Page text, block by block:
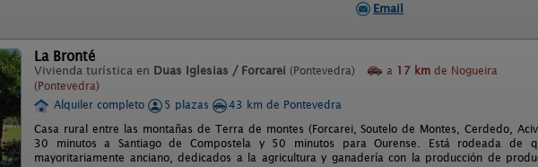
Email
La Bronté
Vivienda turística en Duas Iglesias / Forcarei (Pontevedra) a 17 km de Nogueira
(Pontevedra)
Alquiler completo 5 plazas
43 km de Pontevedra
Casa rural entre las montañas de Terra de montes (Forcarei, Soutelo de Montes, Cerdedo,
30 minutos a Santiago de Compostela y 50 minutos para Ourense. Está rodeada de
mayoritariamente anciano, dedicados a la agricultura y ganadería con la producción de